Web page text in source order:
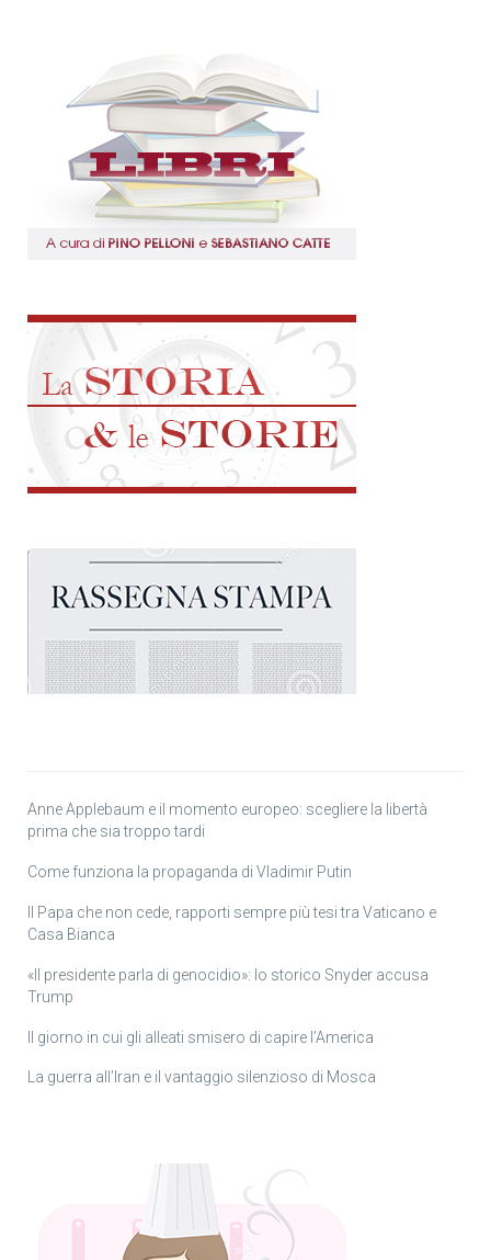
Anne Applebaum e il momento europeo: scegliere la libertà
prima che sia troppo tardi
Come funziona la propaganda di Vladimir Putin
Il Papa che non cede, rapporti sempre più tesi tra Vaticano e
Casa Bianca
«Il presidente parla di genocidio»: lo storico Snyder accusa
Trump
Il giorno in cui gli alleati smisero di capire l’America
La guerra all’Iran e il vantaggio silenzioso di Mosca